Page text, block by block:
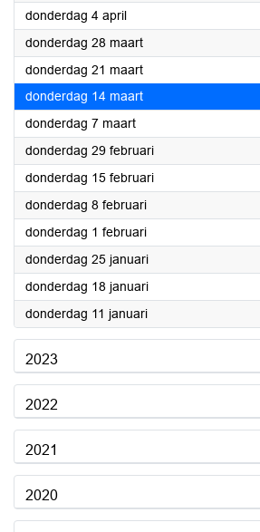
donderdag 4 april2024
donderdag 28 maart2024
donderdag 21 maart2024
donderdag 14 maart2024
donderdag 7 maart2024
donderdag 29 februari2024
donderdag 15 februari2024
donderdag 8 februari2024
donderdag 1 februari2024
donderdag 25 januari2024
donderdag 18 januari2024
donderdag 11 januari2024
2023
2022
2021
2020